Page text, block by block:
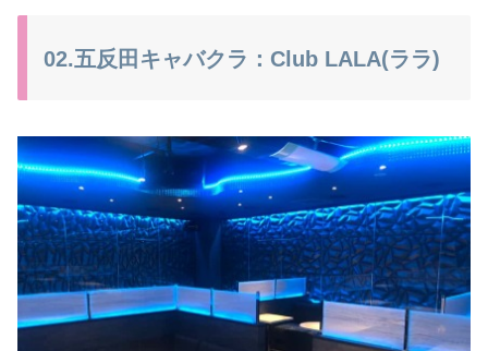
02.五反田キャバクラ：Club LALA(ララ)